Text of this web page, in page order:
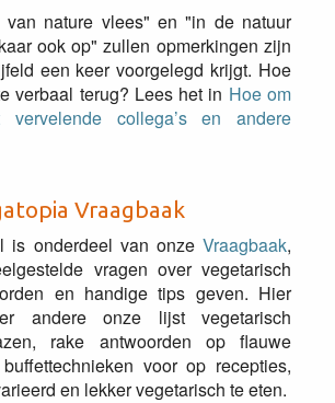
van nature vlees" en "in de natuur
ook op" zullen opmerkingen zijn
een keer voorgelegd krijgt. Hoe
verbaal terug? Lees het in Hoe om
collega’s en andere
Vraagbaak
is onderdeel van onze Vraagbaak,
vragen over vegetarisch
en handige tips geven. Hier
andere onze lijst vegetarisch
rake antwoorden op flauwe
voor op recepties,
en lekker vegetarisch te eten.